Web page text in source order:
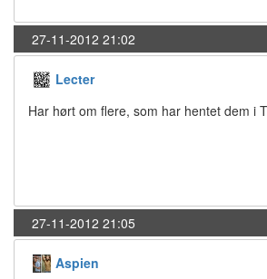
27-11-2012 21:02
Lecter
Har hørt om flere, som har hentet dem i
27-11-2012 21:05
Aspien